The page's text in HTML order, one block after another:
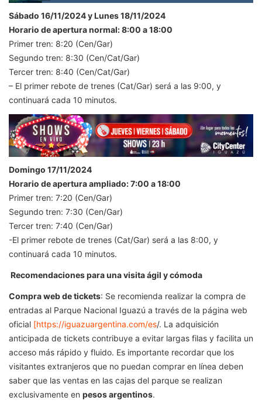
Sábado 16/11/2024 y Lunes 18/11/2024
Horario de apertura normal: 8:00 a 18:00
Primer tren: 8:20 (Cen/Gar)
Segundo tren: 8:30 (Cen/Cat/Gar)
Tercer tren: 8:40 (Cen/Cat/Gar)
– El primer rebote de trenes (Cat/Gar) será a las 9:00, y
continuará cada 10 minutos.
Domingo 17/11/2024
Horario de apertura ampliado: 7:00 a 18:00
Primer tren: 7:20 (Cen/Gar)
Segundo tren: 7:30 (Cen/Gar)
Tercer tren: 7:40 (Cen/Gar)
-El primer rebote de trenes (Cat/Gar) será a las 8:00, y
continuará cada 10 minutos.
Recomendaciones para una visita ágil y cómoda
Compra web de tickets: Se recomienda realizar la compra de
entradas al Parque Nacional Iguazú a través de la página web
oficial [https://iguazuargentina.com/es/. La adquisición
anticipada de tickets contribuye a evitar largas filas y facilita un
acceso más rápido y fluido. Es importante recordar que los
visitantes extranjeros que no puedan comprar en línea deben
saber que las ventas en las cajas del parque se realizan
exclusivamente en pesos argentinos.